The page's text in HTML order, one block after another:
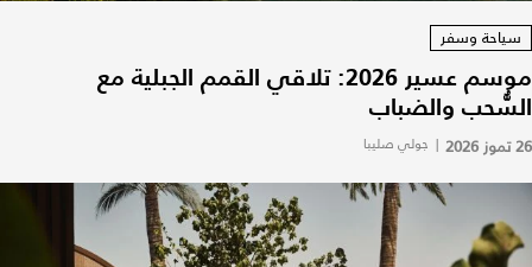
سياحة وسفر
موسم عسير 2026: تلاقي القمم الجبلية مع
السُّحب والضباب
26 تموز 2026 | جولي صليبا